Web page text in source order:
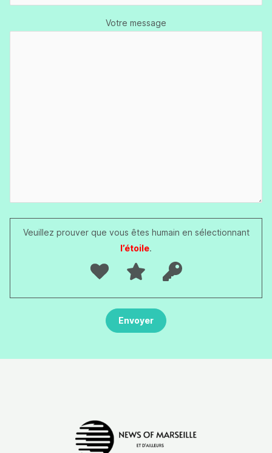
Votre message
Veuillez prouver que vous êtes humain en sélectionnant
l’étoile.